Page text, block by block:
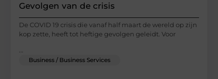
Gevolgen van de crisis
De COVID 19 crisis die vanaf half maart de wereld op zijn
kop zette, heeft tot heftige gevolgen geleidt. Voor
Business / Business Services